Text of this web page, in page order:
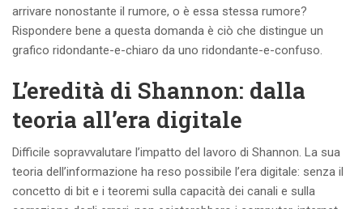
arrivare nonostante il rumore, o è essa stessa rumore?
Rispondere bene a questa domanda è ciò che distingue un
grafico ridondante-e-chiaro da uno ridondante-e-confuso.
L’eredità di Shannon: dalla
teoria all’era digitale
Difficile sopravvalutare l’impatto del lavoro di Shannon. La sua
teoria dell’informazione ha reso possibile l’era digitale: senza il
concetto di bit e i teoremi sulla capacità dei canali e sulla